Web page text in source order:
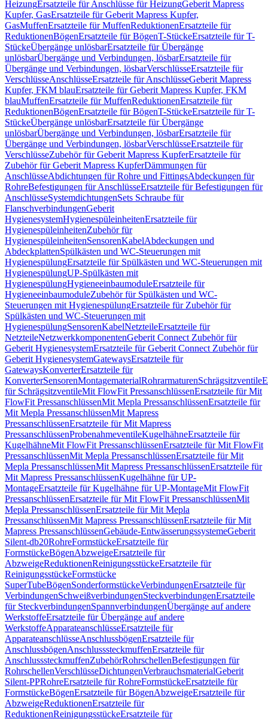
HeizungErsatzteile für Anschlüsse für HeizungGeberit Mapress
Kupfer, GasErsatzteile für Geberit Mapress Kupfer,
GasMuffenErsatzteile für MuffenReduktionenErsatzteile für
ReduktionenBögenErsatzteile für BögenT-StückeErsatzteile für T-
StückeÜbergänge unlösbarErsatzteile für Übergänge
unlösbarÜbergänge und Verbindungen, lösbarErsatzteile für
Übergänge und Verbindungen, lösbarVerschlüsseErsatzteile für
VerschlüsseAnschlüsseErsatzteile für AnschlüsseGeberit Mapress
Kupfer, FKM blauErsatzteile für Geberit Mapress Kupfer, FKM
blauMuffenErsatzteile für MuffenReduktionenErsatzteile für
ReduktionenBögenErsatzteile für BögenT-StückeErsatzteile für T-
StückeÜbergänge unlösbarErsatzteile für Übergänge
unlösbarÜbergänge und Verbindungen, lösbarErsatzteile für
Übergänge und Verbindungen, lösbarVerschlüsseErsatzteile für
VerschlüsseZubehör für Geberit Mapress KupferErsatzteile für
Zubehör für Geberit Mapress KupferDämmungen für
AnschlüsseAbdichtungen für Rohre und FittingsAbdeckungen für
RohreBefestigungen für AnschlüsseErsatzteile für Befestigungen für
AnschlüsseSystemdichtungenSets Schraube für
FlanschverbindungenGeberit
HygienesystemHygienespüleinheitenErsatzteile für
HygienespüleinheitenZubehör für
HygienespüleinheitenSensorenKabelAbdeckungen und
AbdeckplattenSpülkästen und WC-Steuerungen mit
HygienespülungErsatzteile für Spülkästen und WC-Steuerungen mit
HygienespülungUP-Spülkästen mit
HygienespülungHygieneeinbaumoduleErsatzteile für
HygieneeinbaumoduleZubehör für Spülkästen und WC-
Steuerungen mit HygienespülungErsatzteile für Zubehör für
Spülkästen und WC-Steuerungen mit
HygienespülungSensorenKabelNetzteileErsatzteile für
NetzteileNetzwerkkomponentenGeberit Connect Zubehör für
Geberit HygienesystemErsatzteile für Geberit Connect Zubehör für
Geberit HygienesystemGatewaysErsatzteile für
GatewaysKonverterErsatzteile für
KonverterSensorenMontagematerialRohrarmaturenSchrägsitzventile
für SchrägsitzventileMit FlowFit PressanschlüssenErsatzteile für Mit
FlowFit PressanschlüssenMit Mepla PressanschlüssenErsatzteile für
Mit Mepla PressanschlüssenMit Mapress
PressanschlüssenErsatzteile für Mit Mapress
PressanschlüssenProbenahmeventileKugelhähneErsatzteile für
KugelhähneMit FlowFit PressanschlüssenErsatzteile für Mit FlowFit
PressanschlüssenMit Mepla PressanschlüssenErsatzteile für Mit
Mepla PressanschlüssenMit Mapress PressanschlüssenErsatzteile für
Mit Mapress PressanschlüssenKugelhähne für UP-
MontageErsatzteile für Kugelhähne für UP-MontageMit FlowFit
PressanschlüssenErsatzteile für Mit FlowFit PressanschlüssenMit
Mepla PressanschlüssenErsatzteile für Mit Mepla
PressanschlüssenMit Mapress PressanschlüssenErsatzteile für Mit
Mapress PressanschlüssenGebäude-EntwässerungssystemeGeberit
Silent-db20RohreFormstückeErsatzteile für
FormstückeBögenAbzweigeErsatzteile für
AbzweigeReduktionenReinigungsstückeErsatzteile für
ReinigungsstückeFormstücke
SuperTubeBögenSonderformstückeVerbindungenErsatzteile für
VerbindungenSchweißverbindungenSteckverbindungenErsatzteile
für SteckverbindungenSpannverbindungenÜbergänge auf andere
WerkstoffeErsatzteile für Übergänge auf andere
WerkstoffeApparateanschlüsseErsatzteile für
ApparateanschlüsseAnschlussbögenErsatzteile für
AnschlussbögenAnschlusssteckmuffenErsatzteile für
AnschlusssteckmuffenZubehörRohrschellenBefestigungen für
RohrschellenVerschlüsseDichtungenVerbrauchsmaterialGeberit
Silent-PPRohreErsatzteile für RohreFormstückeErsatzteile für
FormstückeBögenErsatzteile für BögenAbzweigeErsatzteile für
AbzweigeReduktionenErsatzteile für
ReduktionenReinigungsstückeErsatzteile für